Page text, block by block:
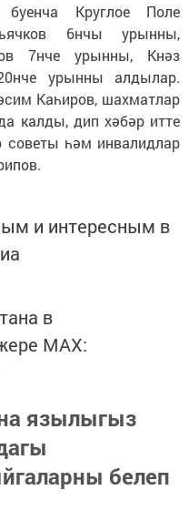
Круглое Поле
6нчы урынны,
7нче урынны, Кнәз
урынны алдылар.
Каһиров, шахматлар
калды, дип хәбәр итте
советы һәм инвалидлар
и интересным в
в
MАХ:
язылыгыз
белеп